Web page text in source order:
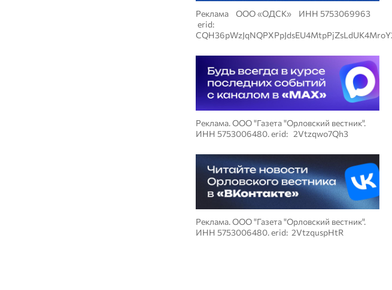
Реклама ООО «ОДСК» ИНН 5753069963
erid:
Реклама. ООО "Газета "Орловский вестник".
ИНН 5753006480. erid: 2Vtzqwo7Qh3
Реклама. ООО "Газета "Орловский вестник".
ИНН 5753006480. erid: 2VtzquspHtR